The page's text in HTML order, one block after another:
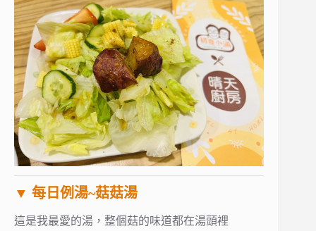
▼ 每日例湯~菇菇湯
這是我最愛的湯，整個菇的味道都在湯頭裡